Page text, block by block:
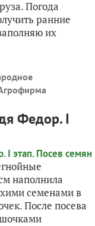
Погода
ранние
их
Федор. I
наполнила
семенами в
После посева